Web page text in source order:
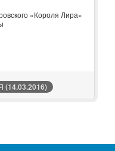
«Короля Лира»